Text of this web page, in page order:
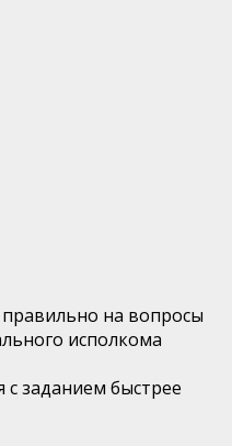
правильно на вопросы
исполкома
заданием быстрее